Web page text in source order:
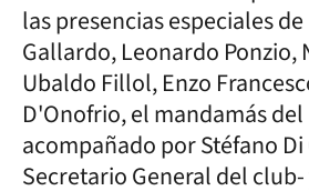
las presencias especiales
Gallardo, Leonardo Ponzio,
Ubaldo Fillol, Enzo
D'Onofrio, el mandamás
acompañado por Stéfano Di
Secretario General del